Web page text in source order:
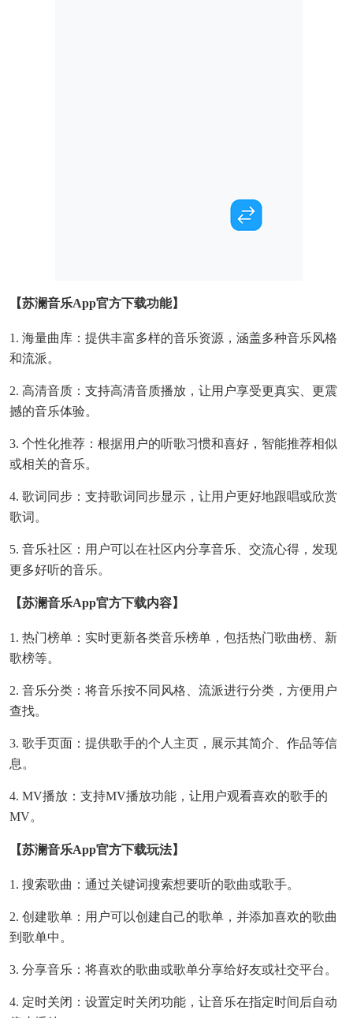
【苏澜音乐app官方下载功能】
1. 海量曲库：提供丰富多样的音乐资源，涵盖多种音乐风格
和流派。
2. 高清音质：支持高清音质播放，让用户享受更真实、更震
撼的音乐体验。
3. 个性化推荐：根据用户的听歌习惯和喜好，智能推荐相似
或相关的音乐。
4. 歌词同步：支持歌词同步显示，让用户更好地跟唱或欣赏
歌词。
5. 音乐社区：用户可以在社区内分享音乐、交流心得，发现
更多好听的音乐。
【苏澜音乐app官方下载内容】
1. 热门榜单：实时更新各类音乐榜单，包括热门歌曲榜、新
歌榜等。
2. 音乐分类：将音乐按不同风格、流派进行分类，方便用户
查找。
3. 歌手页面：提供歌手的个人主页，展示其简介、作品等信
息。
4. MV播放：支持MV播放功能，让用户观看喜欢的歌手的
MV。
【苏澜音乐app官方下载玩法】
1. 搜索歌曲：通过关键词搜索想要听的歌曲或歌手。
2. 创建歌单：用户可以创建自己的歌单，并添加喜欢的歌曲
到歌单中。
3. 分享音乐：将喜欢的歌曲或歌单分享给好友或社交平台。
4. 定时关闭：设置定时关闭功能，让音乐在指定时间后自动